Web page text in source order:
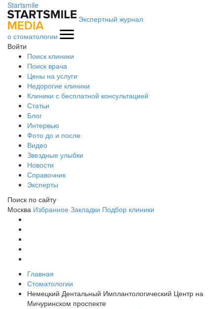
Startsmile
Экспертный журнал
о стоматологии
Войти
Поиск клиники
Поиск врача
Цены на услуги
Недорогие клиники
Клиники с бесплатной консультацией
Статьи
Блог
Интервью
Фото до и после
Видео
Звездные улыбки
Новости
Справочник
Эксперты
Поиск по сайту
Москва Избранное Закладки Подбор клиники
Главная
Стоматологии
Немецкий Дентальный Имплантологический Центр на
Мичуринском проспекте